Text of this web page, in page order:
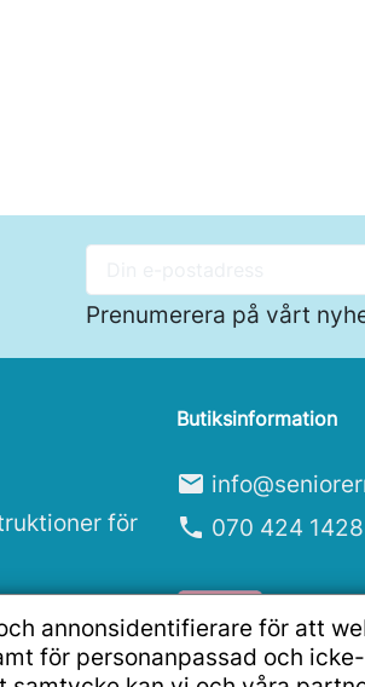
Prenumerera på vårt
för
Butiksinformation
mail
phone 070 424
annonsidentifierare för att
för personanpassad och